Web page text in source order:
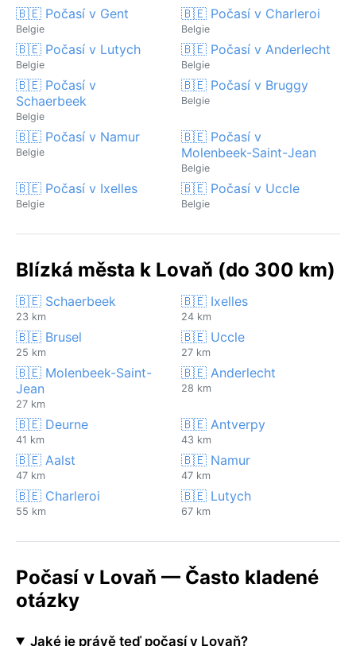
🇧🇪 Počasí v Gent
Belgie
🇧🇪 Počasí v Charleroi
Belgie
🇧🇪 Počasí v Lutych
Belgie
🇧🇪 Počasí v Anderlecht
Belgie
🇧🇪 Počasí v
Schaerbeek
Belgie
🇧🇪 Počasí v Bruggy
Belgie
🇧🇪 Počasí v Namur
Belgie
🇧🇪 Počasí v
Molenbeek-Saint-Jean
Belgie
🇧🇪 Počasí v Ixelles
Belgie
🇧🇪 Počasí v Uccle
Belgie
Blízká města k Lovaň (do 300 km)
🇧🇪 Schaerbeek
23 km
🇧🇪 Ixelles
24 km
🇧🇪 Brusel
25 km
🇧🇪 Uccle
27 km
🇧🇪 Molenbeek-Saint-
Jean
27 km
🇧🇪 Anderlecht
28 km
🇧🇪 Deurne
41 km
🇧🇪 Antverpy
43 km
🇧🇪 Aalst
47 km
🇧🇪 Namur
47 km
🇧🇪 Charleroi
55 km
🇧🇪 Lutych
67 km
Počasí v Lovaň — Často kladené
otázky
Jaké je právě teď počasí v Lovaň?